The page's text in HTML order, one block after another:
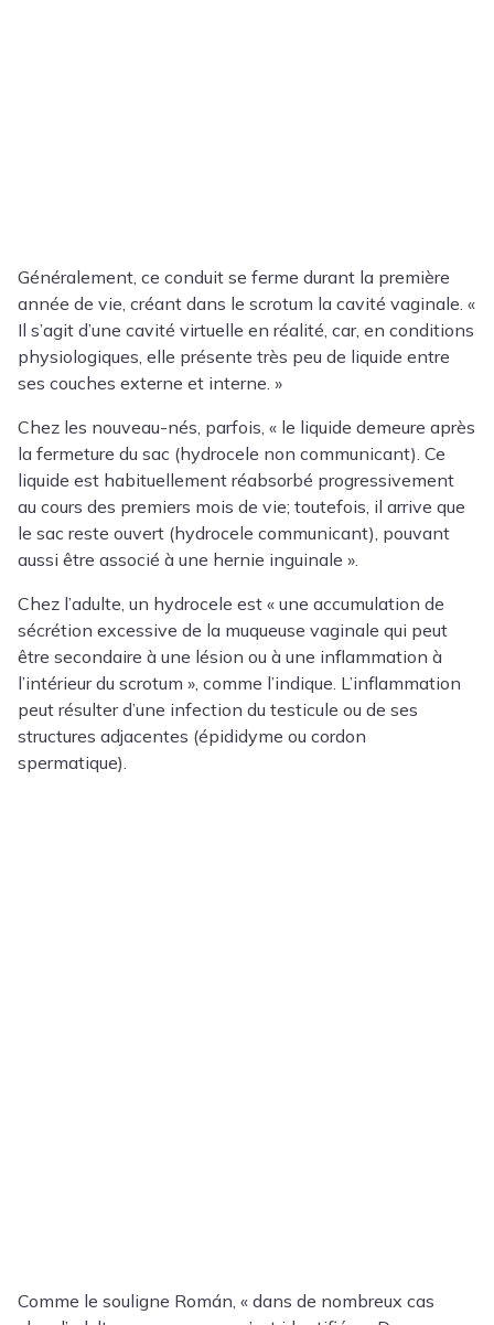
Généralement, ce conduit se ferme durant la première
année de vie, créant dans le scrotum la cavité vaginale. «
Il s’agit d’une cavité virtuelle en réalité, car, en conditions
physiologiques, elle présente très peu de liquide entre
ses couches externe et interne. »
Chez les nouveau-nés, parfois, « le liquide demeure après
la fermeture du sac (hydrocele non communicant). Ce
liquide est habituellement réabsorbé progressivement
au cours des premiers mois de vie; toutefois, il arrive que
le sac reste ouvert (hydrocele communicant), pouvant
aussi être associé à une hernie inguinale ».
Chez l’adulte, un hydrocele est « une accumulation de
sécrétion excessive de la muqueuse vaginale qui peut
être secondaire à une lésion ou à une inflammation à
l’intérieur du scrotum », comme l’indique. L’inflammation
peut résulter d’une infection du testicule ou de ses
structures adjacentes (épididyme ou cordon
spermatique).
Comme le souligne Román, « dans de nombreux cas